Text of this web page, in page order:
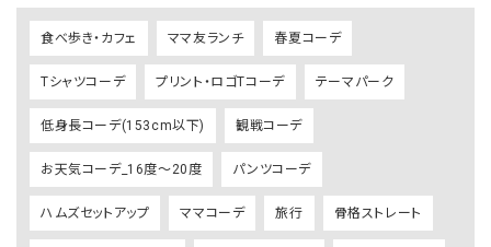
食べ歩き・カフェ ママ友ランチ 春夏コーデ
Tシャツコーデ プリント・ロゴTコーデ テーマパーク
低身長コーデ(153cm以下) 観戦コーデ
お天気コーデ_16度～20度 パンツコーデ
ハムズセットアップ ママコーデ 旅行 骨格ストレート